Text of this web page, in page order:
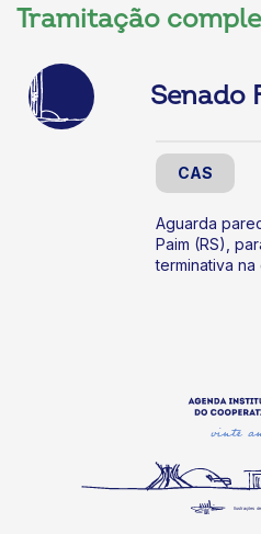
Tramitação
Senado
CAS
Aguarda
Paim (RS),
terminativa na